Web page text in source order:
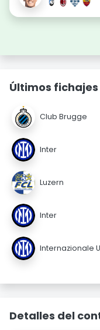
Últimos
Club Brugge
Inter
Luzern
Inter
Internazionale
Detalles del